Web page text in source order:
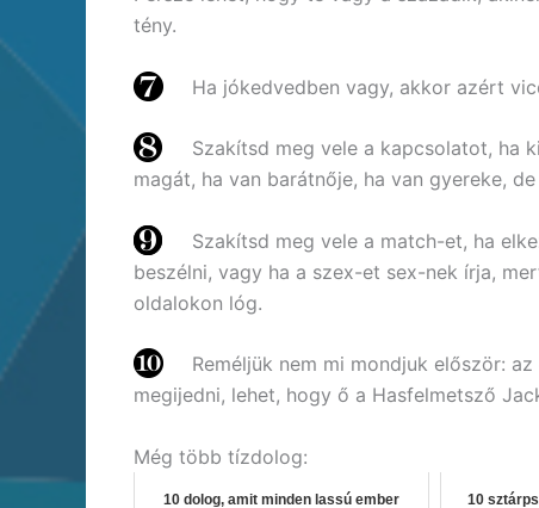
tény.
Ha jókedvedben vagy, akkor azért
Szakítsd meg vele a kapcsolatot, ha
magát, ha van barátnője, ha van gyereke,
Szakítsd meg vele a match-et, ha
beszélni, vagy ha a szex-et sex-nek írja,
oldalokon lóg.
Reméljük nem mi mondjuk először:
megijedni, lehet, hogy ő a Hasfelmetsző
Még több tízdolog:
10 dolog, amit minden lassú ember
10